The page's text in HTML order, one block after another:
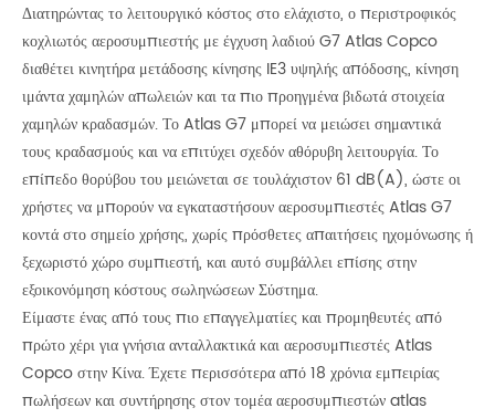
Διατηρώντας το λειτουργικό κόστος στο ελάχιστο, ο περιστροφικός
κοχλιωτός αεροσυμπιεστής με έγχυση λαδιού G7 Atlas Copco
διαθέτει κινητήρα μετάδοσης κίνησης IE3 υψηλής απόδοσης, κίνηση
ιμάντα χαμηλών απωλειών και τα πιο προηγμένα βιδωτά στοιχεία
χαμηλών κραδασμών. Το Atlas G7 μπορεί να μειώσει σημαντικά
τους κραδασμούς και να επιτύχει σχεδόν αθόρυβη λειτουργία. Το
επίπεδο θορύβου του μειώνεται σε τουλάχιστον 61 dB(A), ώστε οι
χρήστες να μπορούν να εγκαταστήσουν αεροσυμπιεστές Atlas G7
κοντά στο σημείο χρήσης, χωρίς πρόσθετες απαιτήσεις ηχομόνωσης ή
ξεχωριστό χώρο συμπιεστή, και αυτό συμβάλλει επίσης στην
εξοικονόμηση κόστους σωληνώσεων Σύστημα.
Είμαστε ένας από τους πιο επαγγελματίες και προμηθευτές από
πρώτο χέρι για γνήσια ανταλλακτικά και αεροσυμπιεστές Atlas
Copco στην Κίνα. Έχετε περισσότερα από 18 χρόνια εμπειρίας
πωλήσεων και συντήρησης στον τομέα αεροσυμπιεστών atlas